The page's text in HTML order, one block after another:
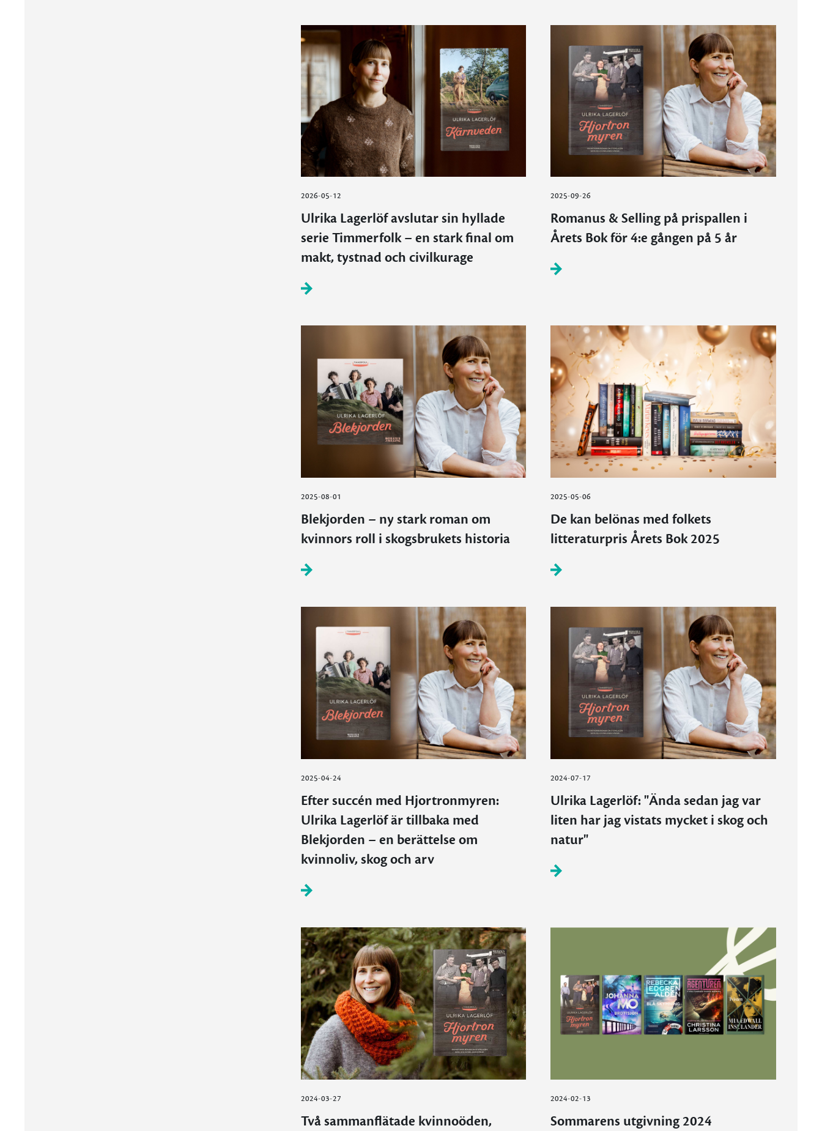
2026-05-12
Ulrika Lagerlöf avslutar sin hyllade
serie Timmerfolk – en stark final om
makt, tystnad och civilkurage
2025-09-26
Romanus & Selling på prispallen i
Årets Bok för 4:e gången på 5 år
2025-08-01
Blekjorden – ny stark roman om
kvinnors roll i skogsbrukets historia
2025-05-06
De kan belönas med folkets
litteraturpris Årets Bok 2025
2025-04-24
Efter succén med Hjortronmyren:
Ulrika Lagerlöf är tillbaka med
Blekjorden – en berättelse om
kvinnoliv, skog och arv
2024-07-17
Ulrika Lagerlöf: "Ända sedan jag var
liten har jag vistats mycket i skog och
natur"
2024-03-27
Två sammanflätade kvinnoöden,
2024-02-13
Sommarens utgivning 2024